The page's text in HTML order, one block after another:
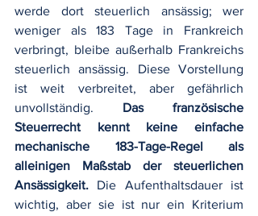
werde dort steuerlich ansässig; wer
weniger als 183 Tage in Frankreich
verbringt, bleibe außerhalb Frankreichs
steuerlich ansässig. Diese Vorstellung
ist weit verbreitet, aber gefährlich
unvollständig. Das französische
Steuerrecht kennt keine einfache
mechanische 183-Tage-Regel als
alleinigen Maßstab der steuerlichen
Ansässigkeit. Die Aufenthaltsdauer ist
wichtig, aber sie ist nur ein Kriterium